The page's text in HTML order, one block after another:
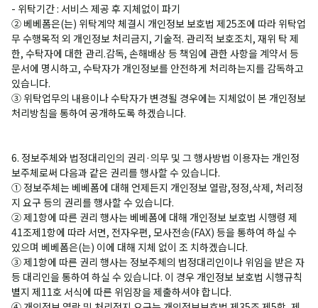
- 위탁기간 : 서비스 제공 후 지체없이 파기
② 베베폼은(는) 위탁계약 체결시 개인정보 보호법 제25조에 따라 위탁업
무 수행목적 외 개인정보 처리금지, 기술적. 관리적 보호조치, 재위 탁 제
한, 수탁자에 대한 관리.감독, 손해배상 등 책임에 관한 사항을 계약서 등
문서에 명시하고, 수탁자가 개인정보를 안전하게 처리하는지를 감독하고
있습니다.
③ 위탁업무의 내용이나 수탁자가 변경될 경우에는 지체없이 본 개인정보
처리방침을 통하여 공개하도록 하겠습니다.
6. 정보주체와 법정대리인의 권리·의무 및 그 행사방법 이용자는 개인정
보주체로써 다음과 같은 권리를 행사할 수 있습니다.
① 정보주체는 베베폼에 대해 언제든지 개인정보 열람,정정,삭제, 처리정
지 요구 등의 권리를 행사할 수 있습니다.
② 제1항에 따른 권리 행사는 베베폼에 대해 개인정보 보호법 시행령 제
41조제1항에 따라 서면, 전자우편, 모사전송(FAX) 등을 통하여 하실 수
있으며 베베폼은(는) 이에 대해 지체 없이 조 치하겠습니다.
③ 제1항에 따른 권리 행사는 정보주체의 법정대리인이나 위임을 받은 자
등 대리인을 통하여 하실 수 있습니다. 이 경우 개인정보 보호법 시행규칙
별지 제11호 서식에 따른 위임장을 제출하셔야 합니다.